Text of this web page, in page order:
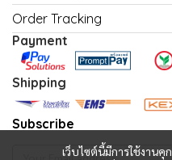
เว็บไซต์นี้มีการใช้งาน
Order Tracking
Payment
Shipping
Subscribe